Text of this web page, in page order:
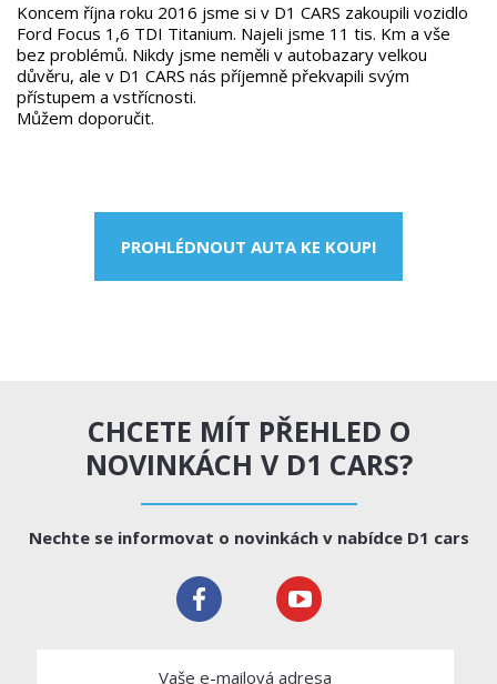
Koncem října roku 2016 jsme si v D1 CARS zakoupili vozidlo
Ford Focus 1,6 TDI Titanium. Najeli jsme 11 tis. Km a vše
bez problémů. Nikdy jsme neměli v autobazary velkou
důvěru, ale v D1 CARS nás příjemně překvapili svým
přístupem a vstřícnosti.
Můžem doporučit.
PROHLÉDNOUT AUTA KE KOUPI
CHCETE MÍT PŘEHLED O
NOVINKÁCH V D1 CARS?
Nechte se informovat o novinkách v nabídce D1 cars